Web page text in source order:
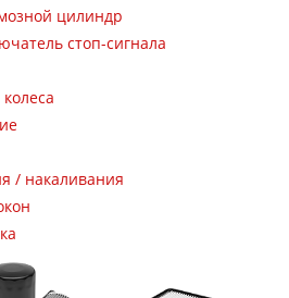
цилиндр
стоп-сигнала
/ накаливания